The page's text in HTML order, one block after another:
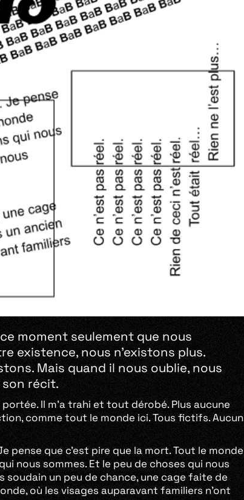
moment seulement que nous
existence, nous n’existons plus.
Mais quand il nous oublie, nous
récit.
Il m’a trahi et tout dérobé. Plus aucune
comme tout le monde ici. Tous fictifs. Aucun
pense que c’est pire que la mort. Tout le monde
nous sommes. Et le peu de choses qui nous
soudain un peu de chance, une cage faite de
où les visages auparavant familiers n’ont